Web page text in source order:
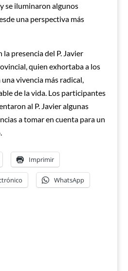
se iluminaron algunos
una perspectiva más
la presencia del P. Javier
quien exhortaba a los
vivencia más radical,
de la vida. Los participantes
al P. Javier algunas
a tomar en cuenta para un
Imprimir
WhatsApp